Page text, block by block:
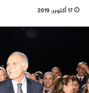
17 أكتوبر، 2019